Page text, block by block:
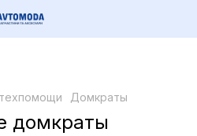
Домкраты
домкраты